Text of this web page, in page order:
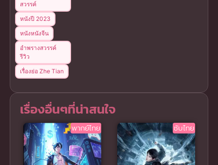
สวรรค์
หนังปี 2023
หนังหนังจีน
อำพรางสวรรค์
รีวิว
เรื่องย่อ Zhe Tian
เรื่องอื่นๆที่น่าสนใจ
พากย์ไทย ซับไทย